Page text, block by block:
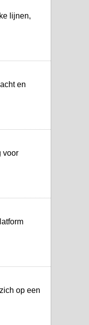
lijnen,
en
voor
op een